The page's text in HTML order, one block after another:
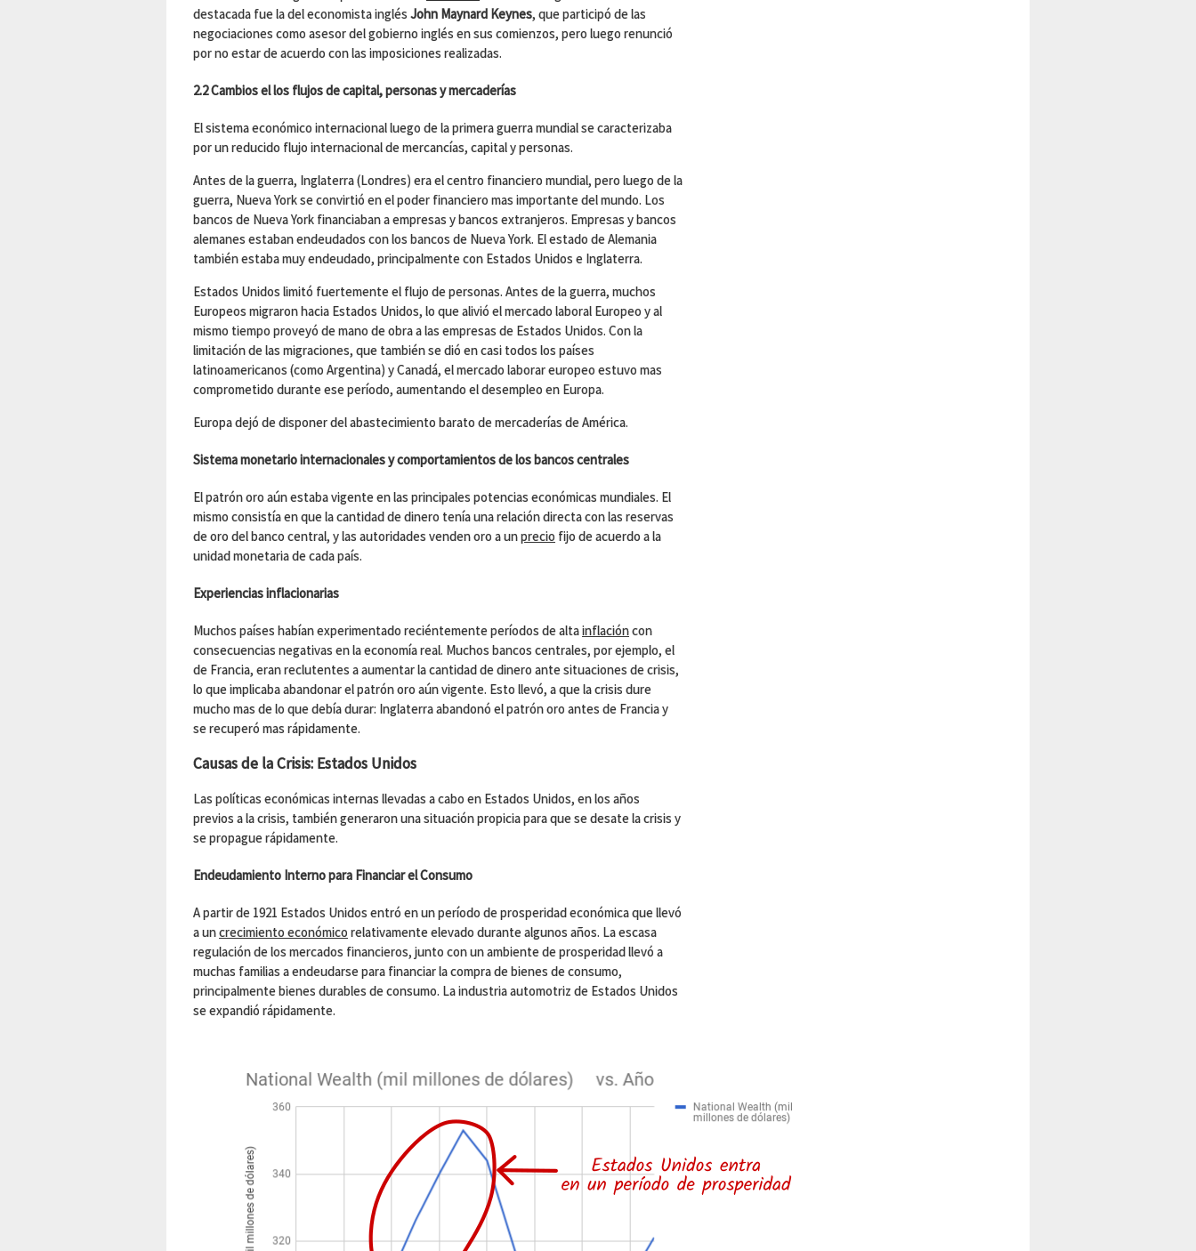
destacada fue la del economista inglés John Maynard Keynes, que participó de las
negociaciones como asesor del gobierno inglés en sus comienzos, pero luego renunció
por no estar de acuerdo con las imposiciones realizadas.
2.2 Cambios el los flujos de capital, personas y mercaderías
El sistema económico internacional luego de la primera guerra mundial se caracterizaba
por un reducido flujo internacional de mercancías, capital y personas.
Antes de la guerra, Inglaterra (Londres) era el centro financiero mundial, pero luego de la
guerra, Nueva York se convirtió en el poder financiero mas importante del mundo. Los
bancos de Nueva York financiaban a empresas y bancos extranjeros. Empresas y bancos
alemanes estaban endeudados con los bancos de Nueva York. El estado de Alemania
también estaba muy endeudado, principalmente con Estados Unidos e Inglaterra.
Estados Unidos limitó fuertemente el flujo de personas. Antes de la guerra, muchos
Europeos migraron hacia Estados Unidos, lo que alivió el mercado laboral Europeo y al
mismo tiempo proveyó de mano de obra a las empresas de Estados Unidos. Con la
limitación de las migraciones, que también se dió en casi todos los países
latinoamericanos (como Argentina) y Canadá, el mercado laborar europeo estuvo mas
comprometido durante ese período, aumentando el desempleo en Europa.
Europa dejó de disponer del abastecimiento barato de mercaderías de América.
Sistema monetario internacionales y comportamientos de los bancos centrales
El patrón oro aún estaba vigente en las principales potencias económicas mundiales. El
mismo consistía en que la cantidad de dinero tenía una relación directa con las reservas
de oro del banco central, y las autoridades venden oro a unprecio fijo de acuerdo a la
unidad monetaria de cada país.
Experiencias inflacionarias
Muchos países habían experimentado reciéntemente períodos de altainflacióncon
consecuencias negativas en la economía real. Muchos bancos centrales, por ejemplo, el
de Francia, eran reclutentes a aumentar la cantidad de dinero ante situaciones de crisis,
lo que implicaba abandonar el patrón oro aún vigente. Esto llevó, a que la crisis dure
mucho mas de lo que debía durar: Inglaterra abandonó el patrón oro antes de Francia y
se recuperó mas rápidamente.
Causas de la Crisis: Estados Unidos
Las políticas económicas internas llevadas a cabo en Estados Unidos, en los años
previos a la crisis, también generaron una situación propicia para que se desate la crisis y
se propague rápidamente.
Endeudamiento Interno para Financiar el Consumo
A partir de 1921 Estados Unidos entró en un período de prosperidad económica que llevó
a uncrecimiento económico relativamente elevado durante algunos años. La escasa
regulación de los mercados financieros, junto con un ambiente de prosperidad llevó a
muchas familias a endeudarse para financiar la compra de bienes de consumo,
principalmente bienes durables de consumo. La industria automotriz de Estados Unidos
se expandió rápidamente.